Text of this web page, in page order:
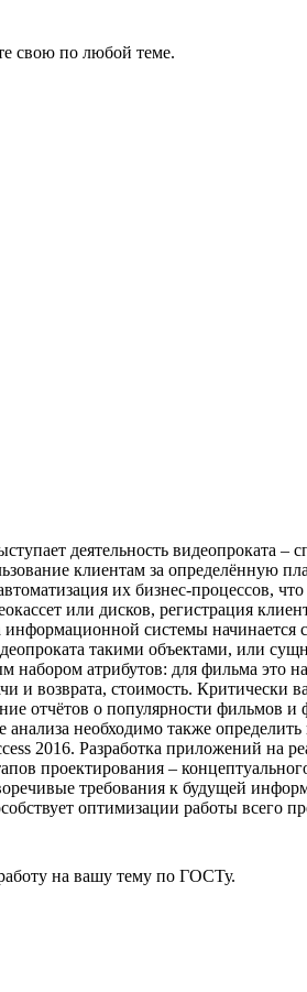
свою по любой теме.
деятельность видеопроката
клиентам за определённую
их бизнес-процессов,
или дисков, регистрация
системы начинается
такими объектами, или
набором атрибутов: для фильма это
и возврата, стоимость.
отчётов о популярности фильмов
необходимо также
2016. Разработка приложений
проектирования –
требования к будущей
оптимизации работы всего
на вашу тему по ГОСТу.